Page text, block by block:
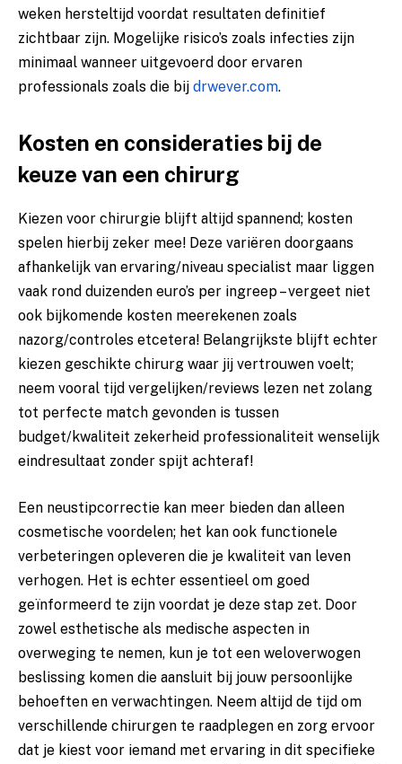
weken hersteltijd voordat resultaten definitief
zichtbaar zijn. Mogelijke risico’s zoals infecties zijn
minimaal wanneer uitgevoerd door ervaren
professionals zoals die bij drwever.com.
Kosten en consideraties bij de
keuze van een chirurg
Kiezen voor chirurgie blijft altijd spannend; kosten
spelen hierbij zeker mee! Deze variëren doorgaans
afhankelijk van ervaring/niveau specialist maar liggen
vaak rond duizenden euro’s per ingreep – vergeet niet
ook bijkomende kosten meerekenen zoals
nazorg/controles etcetera! Belangrijkste blijft echter
kiezen geschikte chirurg waar jij vertrouwen voelt;
neem vooral tijd vergelijken/reviews lezen net zolang
tot perfecte match gevonden is tussen
budget/kwaliteit zekerheid professionaliteit wenselijk
eindresultaat zonder spijt achteraf!
Een neustipcorrectie kan meer bieden dan alleen
cosmetische voordelen; het kan ook functionele
verbeteringen opleveren die je kwaliteit van leven
verhogen. Het is echter essentieel om goed
geïnformeerd te zijn voordat je deze stap zet. Door
zowel esthetische als medische aspecten in
overweging te nemen, kun je tot een weloverwogen
beslissing komen die aansluit bij jouw persoonlijke
behoeften en verwachtingen. Neem altijd de tijd om
verschillende chirurgen te raadplegen en zorg ervoor
dat je kiest voor iemand met ervaring in dit specifieke